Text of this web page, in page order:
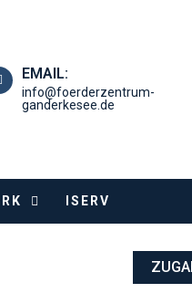
EMAIL:
info@foerderzentrum-
ganderkesee.de
ISERV